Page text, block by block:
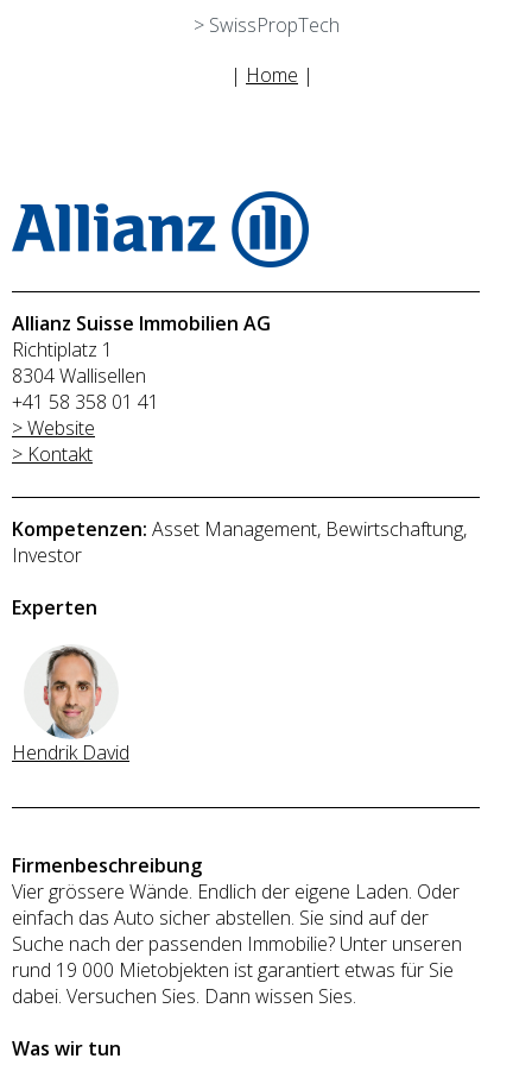
> SwissPropTech
| Home |
Allianz Suisse Immobilien AG
Richtiplatz 1
8304 Wallisellen
+41 58 358 01 41
> Website
> Kontakt
Kompetenzen: Asset Management, Bewirtschaftung,
Investor
Experten
Hendrik David
Firmenbeschreibung
Vier grössere Wände. Endlich der eigene Laden. Oder
einfach das Auto sicher abstellen. Sie sind auf der
Suche nach der passenden Immobilie? Unter unseren
rund 19 000 Mietobjekten ist garantiert etwas für Sie
dabei. Versuchen Sies. Dann wissen Sies.
Was wir tun